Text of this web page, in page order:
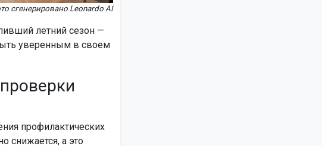
сгенерировано Leonardo AI
летний сезон —
уверенным в своем
профилактических
снижается, а это